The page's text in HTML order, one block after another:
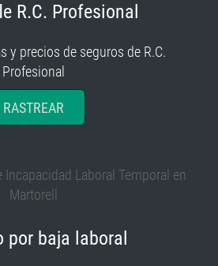
R.C. Profesional
y precios de seguros de R.C.
Profesional
RASTREAR
por baja laboral